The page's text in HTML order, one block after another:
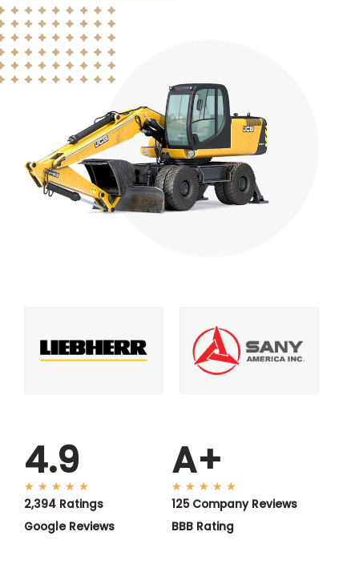
4.9
★ ★ ★ ★ ★
2,394 Ratings
Google Reviews
A+
★ ★ ★ ★ ★
125 Company Reviews
BBB Rating